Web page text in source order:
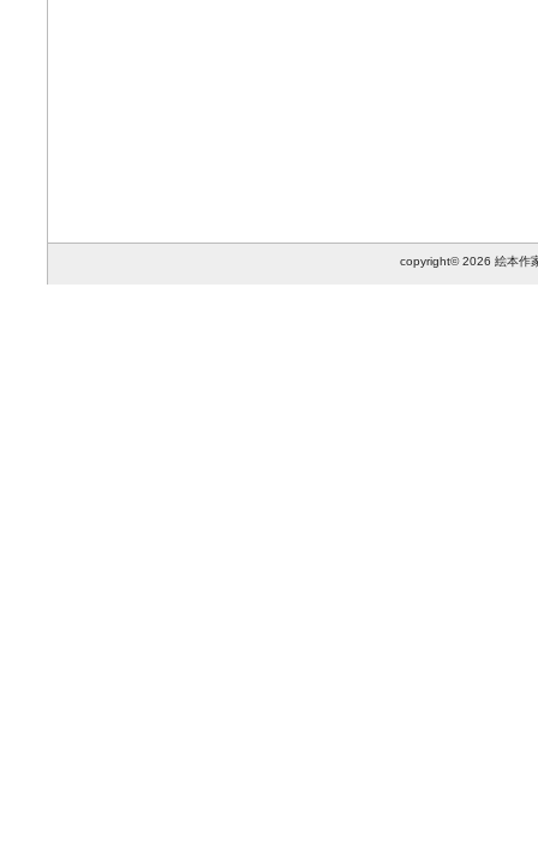
copyright© 2026 絵本作